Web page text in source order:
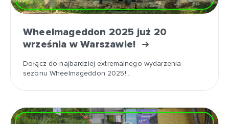
Wheelmageddon 2025 już 20
września w Warszawie!
Dołącz do najbardziej extremalnego wydarzenia
sezonu Wheelmageddon 2025!…